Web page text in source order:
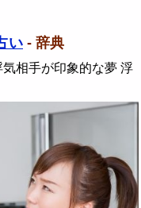
い - 辞典
気相手が印象的な夢 浮